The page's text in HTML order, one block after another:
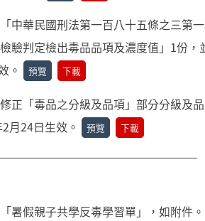
中華民國刑法第一百八十五條之三第
驗判定檢出毒品品項及濃度值」1份，
。
預覽 下載
正「毒品之分級及品項」部分分級及
月24日生效。
預覽 下載
暑假親子共學反毒學習單」，如附件。